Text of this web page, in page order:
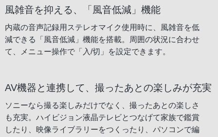
風雑音を抑える、「風音低減」機能
内蔵の音声記録用ステレオマイク使用時に、風雑音を低
減できる「風音低減」機能を搭載。周囲の状況に合わせ
て、メニュー操作で「入/切」を設定できます。
AV機器と連携して、撮ったあとの楽しみが充実
ソニーなら撮る楽しみだけでなく、撮ったあとの楽しさ
も充実。ハイビジョン液晶テレビとつなげて家族で鑑賞
したり、映像ライブラリーをつくったり、パソコンで編